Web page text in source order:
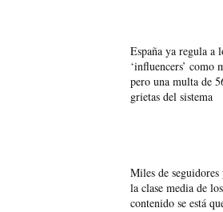
España ya regula a
‘influencers’ como
pero una multa de
grietas del sistema
Miles de
la clase media de
contenido se está